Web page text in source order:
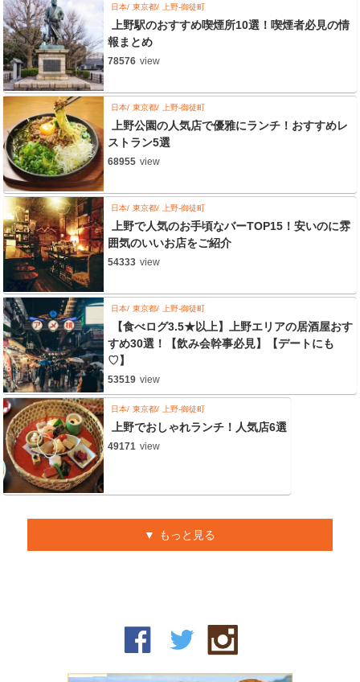
日本 東京都 上野-御徒町
上野駅のおすすめ喫煙所10選！喫煙者必見の情
報まとめ
78576 view
日本 東京都 上野-御徒町
上野公園の人気店で優雅にランチ！おすすめレ
ストラン5選
68955 view
日本 東京都 上野-御徒町
上野で人気のお手頃なバーTOP15！安いのに雰
囲気のいいお店をご紹介
54333 view
日本 東京都 上野-御徒町
【食べログ3.5★以上】上野エリアの居酒屋おす
すめ30選！【飲み会幹事必見】【デートにも
♡】
53519 view
日本 東京都 上野-御徒町
上野でおしゃれランチ！人気店6選
49171 view
もっと見る